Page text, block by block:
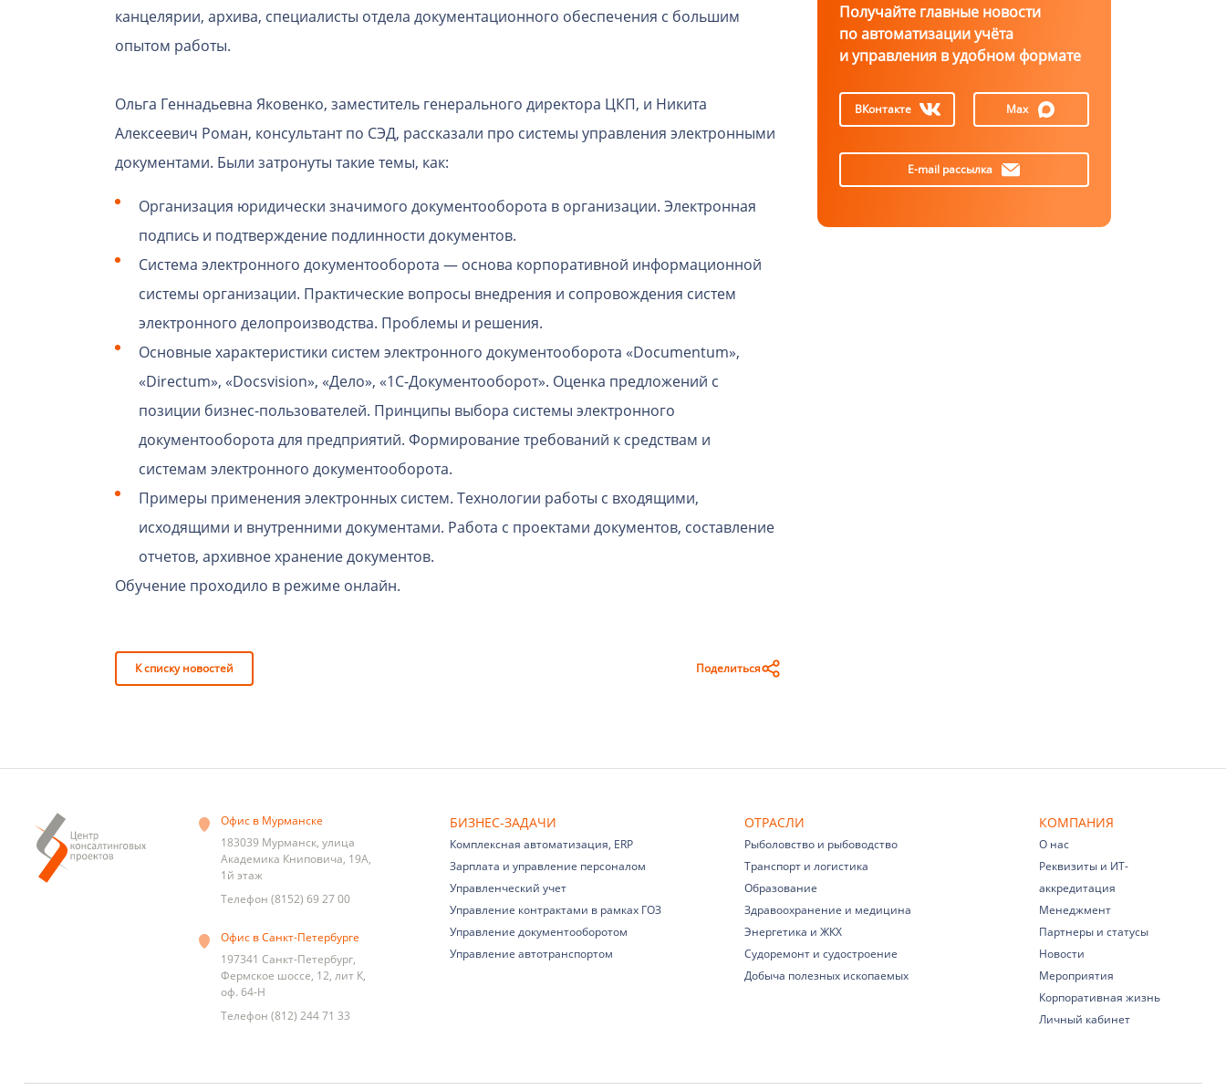
канцелярии, архива, специалисты отдела документационного обеспечения с большим
опытом работы.
Ольга Геннадьевна Яковенко, заместитель генерального директора ЦКП, и Никита
Алексеевич Роман, консультант по СЭД, рассказали про системы управления электронными
документами. Были затронуты такие темы, как:
Организация юридически значимого документооборота в организации. Электронная
подпись и подтверждение подлинности документов.
Система электронного документооборота — основа корпоративной информационной
системы организации. Практические вопросы внедрения и сопровождения систем
электронного делопроизводства. Проблемы и решения.
Основные характеристики систем электронного документооборота «Documentum»,
«Directum», «Docsvision», «Дело», «1С-Документооборот». Оценка предложений с
позиции бизнес-пользователей. Принципы выбора системы электронного
документооборота для предприятий. Формирование требований к средствам и
системам электронного документооборота.
Примеры применения электронных систем. Технологии работы с входящими,
исходящими и внутренними документами. Работа с проектами документов, составление
отчетов, архивное хранение документов.
Обучение проходило в режиме онлайн.
К списку новостей Поделиться
Получайте главные новости
по автоматизации учёта
и управления в удобном формате
ВКонтакте Max
E-mail рассылка
Офис в Мурманске
183039 Мурманск, улица
Академика Книповича, 19А,
1й этаж
Телефон (8152) 69 27 00
Офис в Санкт-Петербурге
197341 Санкт-Петербург,
Фермское шоссе, 12, лит К,
оф. 64-Н
Телефон (812) 244 71 33
БИЗНЕС-ЗАДАЧИ
Комплексная автоматизация, ERP
Зарплата и управление персоналом
Управленческий учет
Управление контрактами в рамках ГОЗ
Управление документооборотом
Управление автотранспортом
ОТРАСЛИ
Рыболовство и рыбоводство
Транспорт и логистика
Образование
Здравоохранение и медицина
Энергетика и ЖКХ
Судоремонт и судостроение
Добыча полезных ископаемых
КОМПАНИЯ
О нас
Реквизиты и ИТ-
аккредитация
Менеджмент
Партнеры и статусы
Новости
Мероприятия
Корпоративная жизнь
Личный кабинет